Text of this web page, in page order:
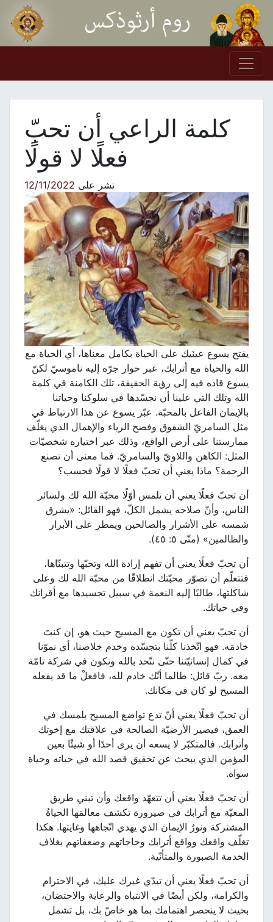
Skip to content
Main Navigation
كلمة الراعي أن تحبّ
فعلًا لا قولًا
نشر على12/11/2022
يفتح يسوع عينَيك على الحياة بكامل معناها، أي الحياة مع
الله والحياة مع أترابك، عبر حوار جرّه إليه ناموسيّ لكنّ
يسوع قاده فيه إلى رؤية الحقيقة، تلك الكامنة في كلمة
الله وتلك التي علينا أن نجسّدها في سلوكنا وحياتنا
بالإيمان الفاعل بالمحبّة. عبّر يسوع عن هذا الارتباط في
مثل السامريّ الشفوق وفضح الرياء والإهمال الذي يغلّف
ممارستنا على أرض الواقع، وذلك عبر اختياره شخصيّات
المثل: الكاهن واللاويّ والسامريّ. فما معنى أن تصنع
الرحمة؟ ماذا يعني أن تحبّ فعلًا لا قولًا فحسب؟
أن تحبّ فعلًا يعني أن تلمس أوّلًا محبّة الله لك ولسائر
الناس، وأنّ صلاحه يشمل الكلّ، فهو القائل: «يشرق
شمسه على الأشرار والصالحين ويمطر على الأبرار
والظالمين» (متّى ٥: ٤٥).
أن تحبّ فعلًا يعني أن تفهم إرادة الله وتحبّها وتتبنّاها،
فتتعلّم أن تصوّر محبّتك انطلاقًا من محبّة الله لك وعلى
شاكلتها، طالبًا إليه النعمة في سبيل تجسيدها مع أقرانك
وفي حياتك.
أن تحبّ يعني أن تكون مع المسيح حيث هو، إن كنتَ
خادمَه. فهو اتّخذنا كلّنا بتجسّده وخدم خلاصنا، أي نموّنا
في كمال إنسانيّتنا حتّى نتّحد بالله ونكون في شركة تامّة
معه. ربّ قائل: طالما أنّك خادم لله، فافعلْ ما قد يفعله
المسيح لو كان في مكانك.
أن تحبّ فعلًا يعني أنّ تدع تواضع المسيح يلمسك في
العمق، فيصير الأرضيّة الصالحة في علاقتك مع إخوتك
وأترابك. فالمتكبّر لا يسعه أن يرى أحدًا أو شيئًا بعين
المؤمن الذي يبحث عن تحقيق قصد الله في حياته وحياة
سواه.
أن تحبّ فعلًا يعني أن تتعهّد واقعك وأن تبني طريق
المعيّة مع أترابك في صيرورة تكشف معالمَها الحياةُ
المشتركة ونورُ الإيمان الذي يهدي اتّجاهها وغايتها. هكذا
تغلّف واقعك وواقع أترابك وحاجاتهم وضعفاتهم بغلاف
الخدمة الصبورة والمتأنّية.
أن تحبّ فعلًا يعني أن تبدّي غيرك عليك، في الاحترام
والكرامة، ولكن أيضًا في الانتباه والرعاية والاحتضان،
بحيث لا ينحصر اهتمامك بما هو خاصّ بك، بل تشمل